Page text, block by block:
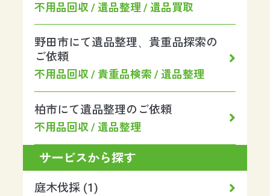
不用品回収 / 遺品整理 / 遺品買取
野田市にて遺品整理、貴重品探索の
ご依頼
不用品回収 / 貴重品検索 / 遺品整理
柏市にて遺品整理のご依頼
不用品回収 / 遺品整理
サービスから探す
庭木伐採 (1)